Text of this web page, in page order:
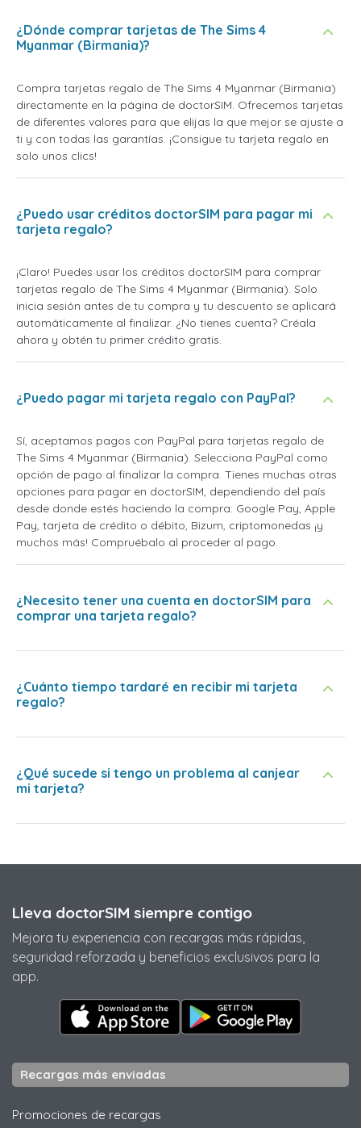
¿Dónde comprar tarjetas de The Sims 4
Myanmar (Birmania)?
Compra tarjetas regalo de The Sims 4 Myanmar (Birmania)
directamente en la página de doctorSIM. Ofrecemos tarjetas
de diferentes valores para que elijas la que mejor se ajuste a
ti y con todas las garantías. ¡Consigue tu tarjeta regalo en
solo unos clics!
¿Puedo usar créditos doctorSIM para pagar mi
tarjeta regalo?
¡Claro! Puedes usar los créditos doctorSIM para comprar
tarjetas regalo de The Sims 4 Myanmar (Birmania). Solo
inicia sesión antes de tu compra y tu descuento se aplicará
automáticamente al finalizar. ¿No tienes cuenta? Créala
ahora y obtén tu primer crédito gratis.
¿Puedo pagar mi tarjeta regalo con PayPal?
Sí, aceptamos pagos con PayPal para tarjetas regalo de
The Sims 4 Myanmar (Birmania). Selecciona PayPal como
opción de pago al finalizar la compra. Tienes muchas otras
opciones para pagar en doctorSIM, dependiendo del país
desde donde estés haciendo la compra: Google Pay, Apple
Pay, tarjeta de crédito o débito, Bizum, criptomonedas ¡y
muchos más! Compruébalo al proceder al pago.
¿Necesito tener una cuenta en doctorSIM para
comprar una tarjeta regalo?
¿Cuánto tiempo tardaré en recibir mi tarjeta
regalo?
¿Qué sucede si tengo un problema al canjear
mi tarjeta?
Lleva doctorSIM siempre contigo
Mejora tu experiencia con recargas más rápidas,
seguridad reforzada y beneficios exclusivos para la
app.
Recargas más enviadas
Promociones de recargas